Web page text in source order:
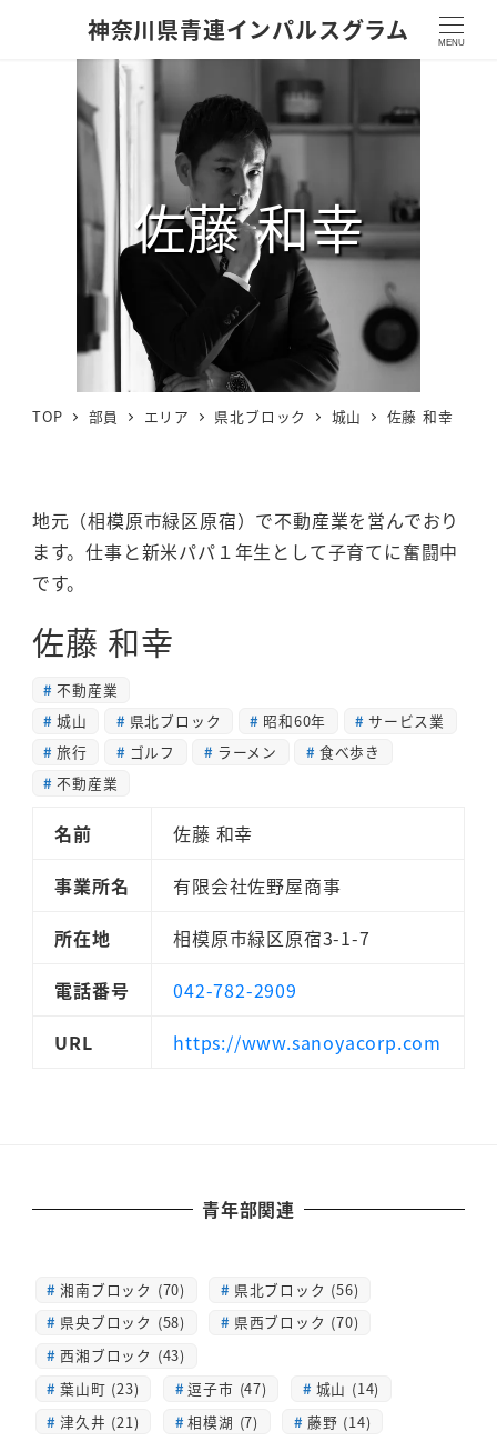
神奈川県青連インパルスグラム MENU
佐藤 和幸
TOP 部員 エリア 県北ブロック 城山 佐藤 和幸
地元（相模原市緑区原宿）で不動産業を営んでおり
ます。仕事と新米パパ１年生として子育てに奮闘中
です。
佐藤 和幸
不動産業
城山
県北ブロック 昭和60年
サービス業
旅行
ゴルフ ラーメン
食べ歩き
不動産業
名前
佐藤 和幸
事業所名
有限会社佐野屋商事
所在地
相模原市緑区原宿3-1-7
電話番号
042-782-2909
URL
https://www.sanoyacorp.com
青年部関連
湘南ブロック (70)
県北ブロック (56)
県央ブロック (58)
県西ブロック (70)
西湘ブロック (43)
葉山町 (23)
逗子市 (47)
城山 (14)
津久井 (21)
相模湖 (7)
藤野 (14)